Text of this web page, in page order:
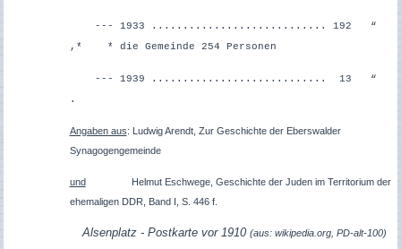
--- 1933 ............................ 192 “
,*
* die Gemeinde 254 Personen
--- 1939 ............................ 13 “
.
Angaben aus: Ludwig Arendt, Zur Geschichte der Eberswalder
Synagogengemeinde
undHelmut Eschwege, Geschichte der Juden im Territorium der
ehemaligen DDR, Band I, S. 446 f.
Alsenplatz - Postkarte vor 1910 (aus: wikipedia.org, PD-alt-100)